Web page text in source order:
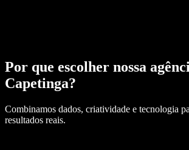
Por que escolher nossa
Capetinga?
Combinamos dados, criatividade e tecnologia
resultados reais.